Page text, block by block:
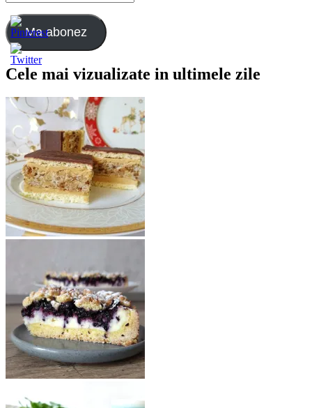
ta
de
e-
mail:
Ma abonez
Cele mai vizualizate in ultimele zile